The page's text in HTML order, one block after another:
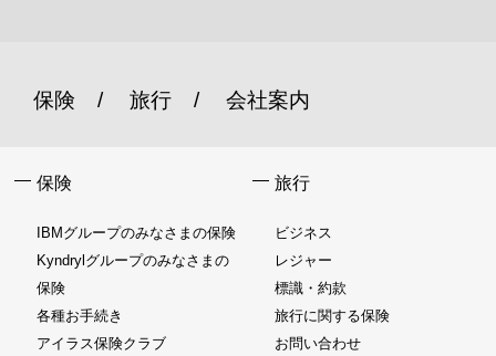
保険 旅行 会社案内
保険
IBMグループのみなさまの保険
Kyndrylグループのみなさまの
保険
各種お手続き
アイラス保険クラブ
旅行
ビジネス
レジャー
標識・約款
旅行に関する保険
お問い合わせ